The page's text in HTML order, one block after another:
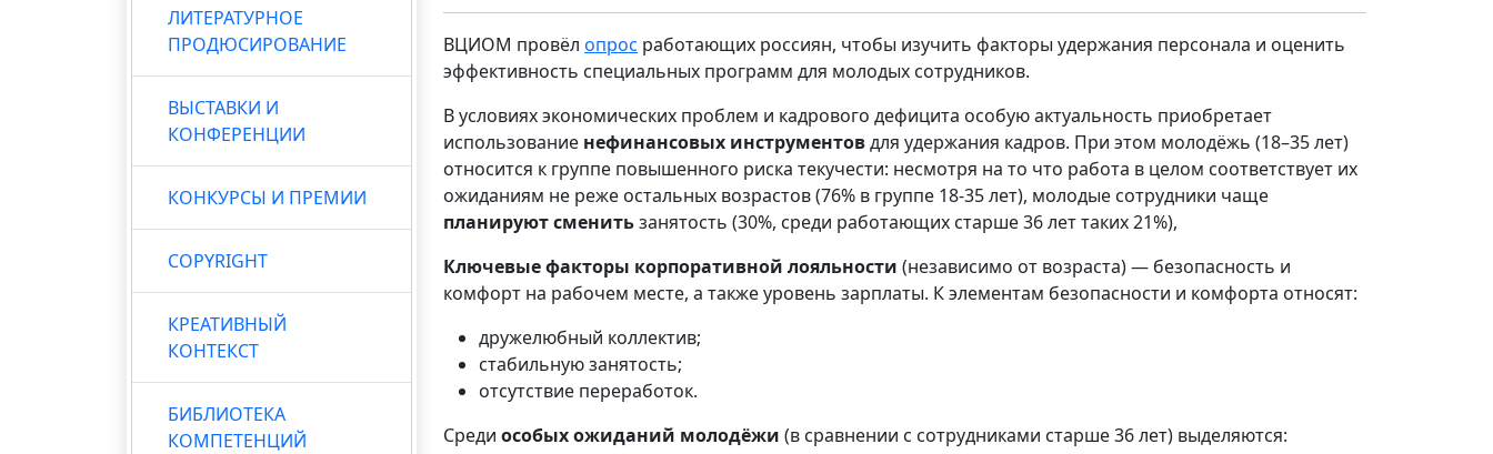
ЛИТЕРАТУРНОЕ
ПРОДЮСИРОВАНИЕ
ВЫСТАВКИ И
КОНФЕРЕНЦИИ
КОНКУРСЫ И ПРЕМИИ
COPYRIGHT
КРЕАТИВНЫЙ
КОНТЕКСТ
БИБЛИОТЕКА
КОМПЕТЕНЦИЙ
ВЦИОМ провёл опрос работающих россиян, чтобы изучить факторы удержания персонала и оценить
эффективность специальных программ для молодых сотрудников.
В условиях экономических проблем и кадрового дефицита особую актуальность приобретает
использование нефинансовых инструментовдля удержания кадров. При этом молодёжь (18–35 лет)
относится к группе повышенного риска текучести: несмотря на то что работа в целом соответствует их
ожиданиям не реже остальных возрастов (76% в группе 18-35 лет), молодые сотрудники чаще
планируют сменитьзанятость (30%, среди работающих старше 36 лет таких 21%),
Ключевые факторы корпоративной лояльности (независимо от возраста) — безопасность и
комфорт на рабочем месте, а также уровень зарплаты. К элементам безопасности и комфорта относят:
дружелюбный коллектив;
стабильную занятость;
отсутствие переработок.
Среди особых ожиданий молодёжи (в сравнении с сотрудниками старше 36 лет) выделяются: